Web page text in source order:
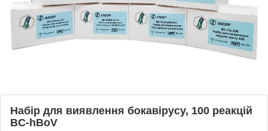
Набір для виявлення бокавірусу, 100 реакцій
BC-hBoV